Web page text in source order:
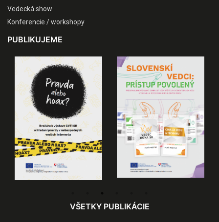
Vedecká show
Konferencie / workshopy
PUBLIKUJEME
VŠETKY PUBLIKÁCIE